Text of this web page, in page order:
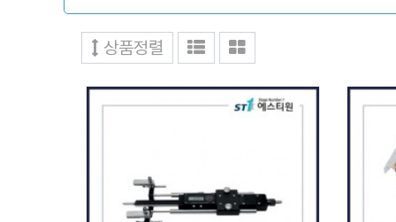
상품정렬